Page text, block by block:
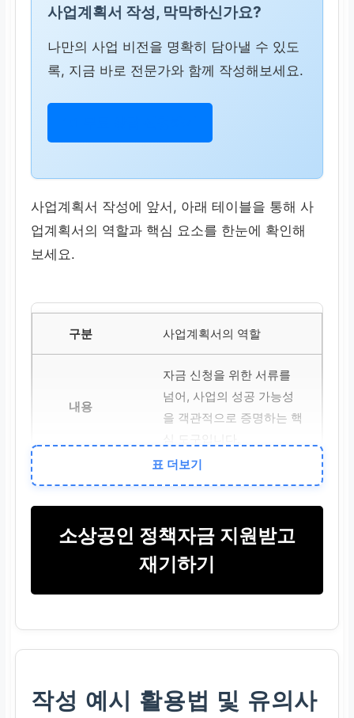
사업계획서 작성, 막막하신가요?
나만의 사업 비전을 명확히 담아낼 수 있도
록, 지금 바로 전문가와 함께 작성해보세요.
사업계획서 작성에 앞서, 아래 테이블을 통해 사
업계획서의 역할과 핵심 요소를 한눈에 확인해
보세요.
사업계획서의 역할
자금 신청을 위한 서류를
넘어, 사업의 성공 가능성
을 객관적으로 증명하는 핵
작성 시 핵심 요소
사업 비전, 시장 분석, 마케
체적으로 제시해야 합니다.
승인 확률을 높이는 데 기
표 더보기
소상공인 정책자금 지원받고
재기하기
작성 예시 활용법 및 유의사